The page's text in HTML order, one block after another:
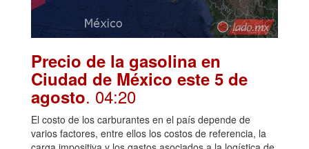
Precio de la gasolina en
Ciudad de México este 5 de
agosto. 04:20
El costo de los carburantes en el país depende de
varios factores, entre ellos los costos de referencia, la